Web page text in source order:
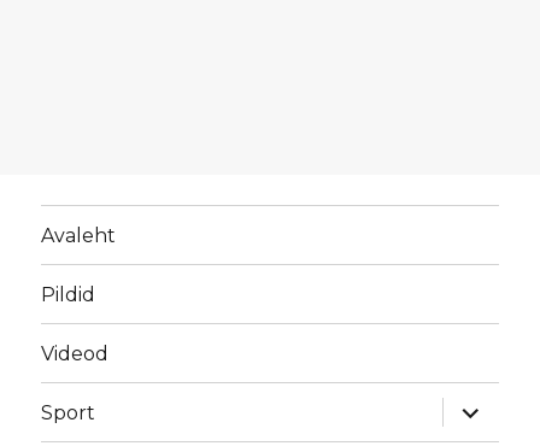
Avaleht
Pildid
Videod
Sport
laienda